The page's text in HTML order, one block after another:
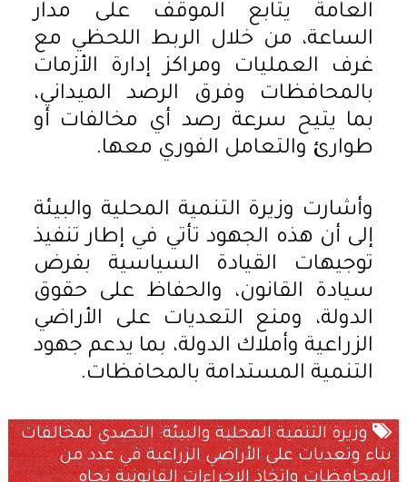
العامة يتابع الموقف على مدار
الساعة، من خلال الربط اللحظي مع
غرف العمليات ومراكز إدارة الأزمات
بالمحافظات وفرق الرصد الميداني،
بما يتيح سرعة رصد أي مخالفات أو
طوارئ والتعامل الفوري معها.
وأشارت وزيرة التنمية المحلية والبيئة
إلى أن هذه الجهود تأتي في إطار تنفيذ
توجيهات القيادة السياسية بفرض
سيادة القانون، والحفاظ على حقوق
الدولة، ومنع التعديات على الأراضي
الزراعية وأملاك الدولة، بما يدعم جهود
التنمية المستدامة بالمحافظات.
وزيرة التنمية المحلية والبيئة: التصدي لمخالفات
بناء وتعديات على الأراضي الزراعية في عدد من
المحافظات واتخاذ الإجراءات القانونية تجاه